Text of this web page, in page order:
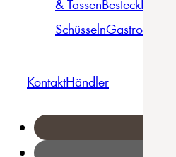
& TassenBesteckBowls &
SchüsselnGastro
KontaktHändler